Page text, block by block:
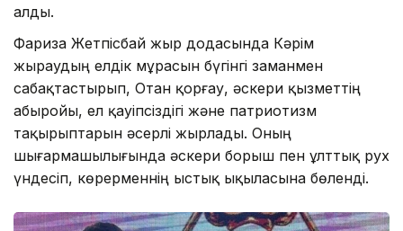
алды.
Фариза Жетпісбай жыр додасында Кәрім
жыраудың елдік мұрасын бүгінгі заманмен
сабақтастырып, Отан қорғау, әскери қызметтің
абыройы, ел қауіпсіздігі және патриотизм
тақырыптарын әсерлі жырлады. Оның
шығармашылығында әскери борыш пен ұлттық рух
үндесіп, көрерменнің ыстық ықыласына бөленді.